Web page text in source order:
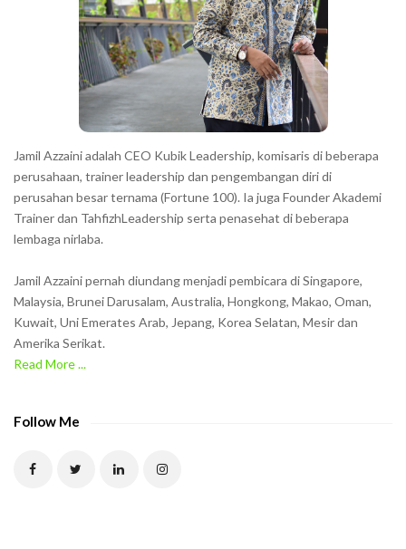
Jamil Azzaini adalah CEO Kubik Leadership, komisaris di beberapa
perusahaan, trainer leadership dan pengembangan diri di
perusahan besar ternama (Fortune 100). Ia juga Founder Akademi
Trainer dan TahfizhLeadership serta penasehat di beberapa
lembaga nirlaba.
Jamil Azzaini pernah diundang menjadi pembicara di Singapore,
Malaysia, Brunei Darusalam, Australia, Hongkong, Makao, Oman,
Kuwait, Uni Emerates Arab, Jepang, Korea Selatan, Mesir dan
Amerika Serikat.
Read More ...
Follow Me